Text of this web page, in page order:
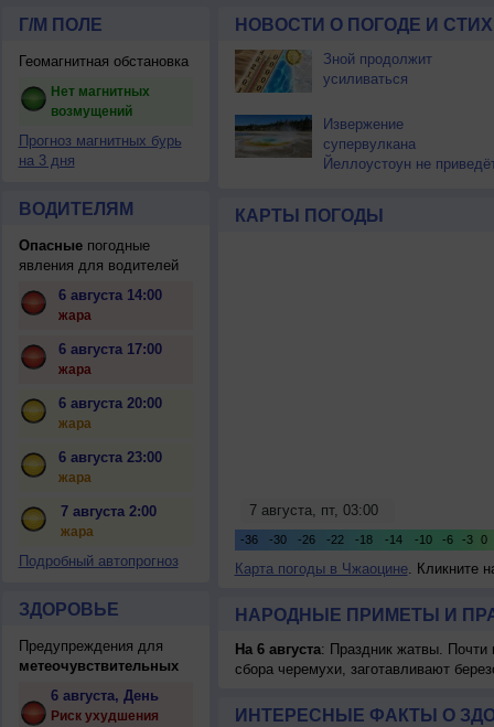
Г/М ПОЛЕ
Геомагнитная обстановка
Нет магнитных
возмущений
Прогноз магнитных бурь
на 3 дня
ВОДИТЕЛЯМ
Опасныепогодные
явления для водителей
6 августа 14:00
жара
6 августа 17:00
жара
6 августа 20:00
жара
6 августа 23:00
жара
7 августа 2:00
жара
Подробный автопрогноз
ЗДОРОВЬЕ
Предупреждения для
метеочувствительных
6 августа, День
Риск ухудшения
НОВОСТИ О ПОГОДЕ И
Зной продолжит
усиливаться
Извержение
супервулкана
Йеллоустоун не
КАРТЫ ПОГОДЫ
Карта погоды в Чжаоцине. Кликните
НАРОДНЫЕ ПРИМЕТЫ И
На 6 августа: Праздник жатвы. Почти
сбора черемухи, заготавливают
ИНТЕРЕСНЫЕ ФАКТЫ О